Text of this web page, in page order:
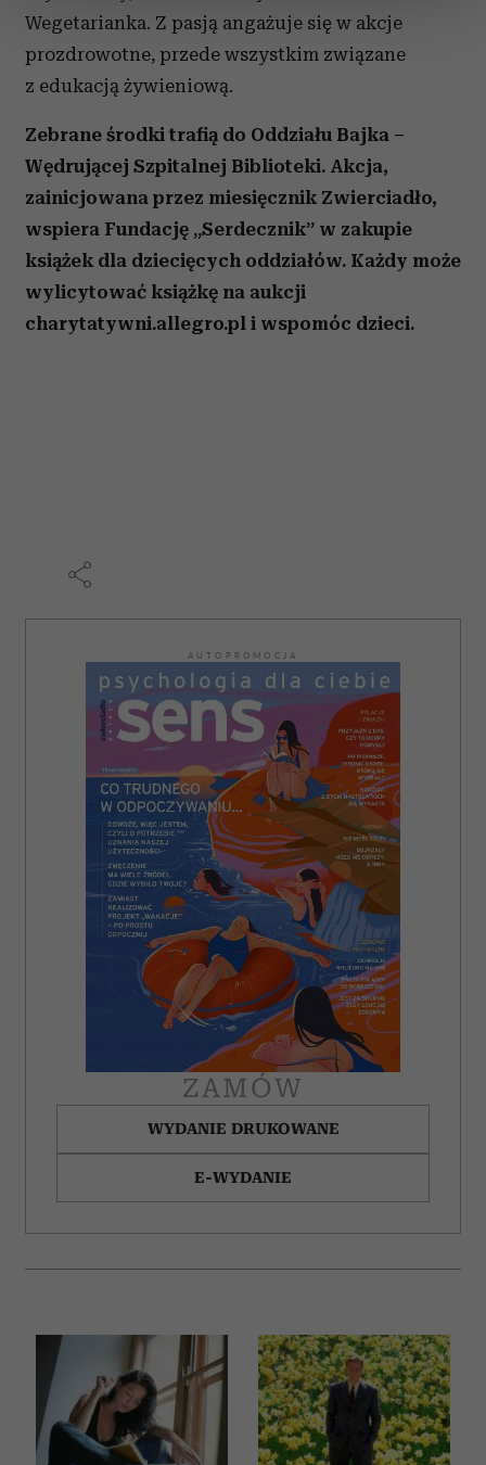
zmienić lub wycofać swoją zgodę w dowolnej chwili.
Wykorzystujemy pliki cookie do spersonalizowania treści
analizować ruch w naszej witrynie. Informacje o tym, jak
korzystasz z naszej witryny, udostępniamy partnerom
społecznościowym, reklamowym i analitycznym.
Partnerzy mogą połączyć te informacje z innymi danymi
otrzymanymi od Ciebie lub uzyskanymi podczas
korzystania z ich usług.
Wegetarianka. Z pasją angażuje się w akcje
prozdrowotne, przede wszystkim związane
z edukacją żywieniową.
Zebrane środki trafią do Oddziału Bajka –
Wędrującej Szpitalnej Biblioteki. Akcja,
zainicjowana przez miesięcznik Zwierciadło,
wspiera Fundację „Serdecznik” w zakupie
książek dla dziecięcych oddziałów. Każdy może
wylicytować książkę na aukcji
charytatywni.allegro.pl i wspomóc dzieci.
AUTOPROMOCJA
ZAMÓW
WYDANIE DRUKOWANE
E-WYDANIE